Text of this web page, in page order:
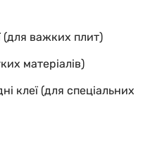
(для важких плит)
матеріалів)
клеї (для спеціальних